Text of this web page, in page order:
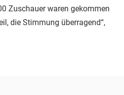
Zuschauer waren gekommen
die Stimmung überragend“,